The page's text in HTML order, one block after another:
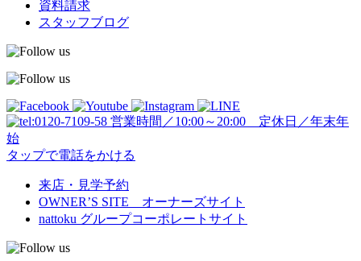
資料請求
スタッフブログ
営業時間／10:00～20:00 定休日／年末年
始
タップで電話をかける
来店・見学予約
OWNER’S SITE オーナーズサイト
nattoku グループコーポレートサイト